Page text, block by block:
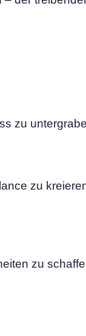
zu
zu
zu